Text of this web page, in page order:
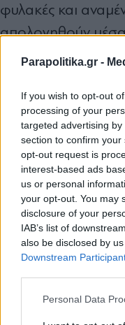
Parapolitika.gr -
If you wish to opt-out
processing of your
targeted advertising
section to confirm
opt-out request is
interest-based ads
us or personal
your opt-out. You may
disclosure of your
IAB’s list of
also be disclosed by
Downstream
Personal Data
φυλακές και
απολογηθούν μέσα
Απόβαση και
Από τις
οργάνωση των
πόλεμο με την…
καθώς τα μέλη της
να μπουν στα
η δολοφονία του
Σκούρτα
παρακλάδι της
Απ’ όσα
προκύπτει πως τα